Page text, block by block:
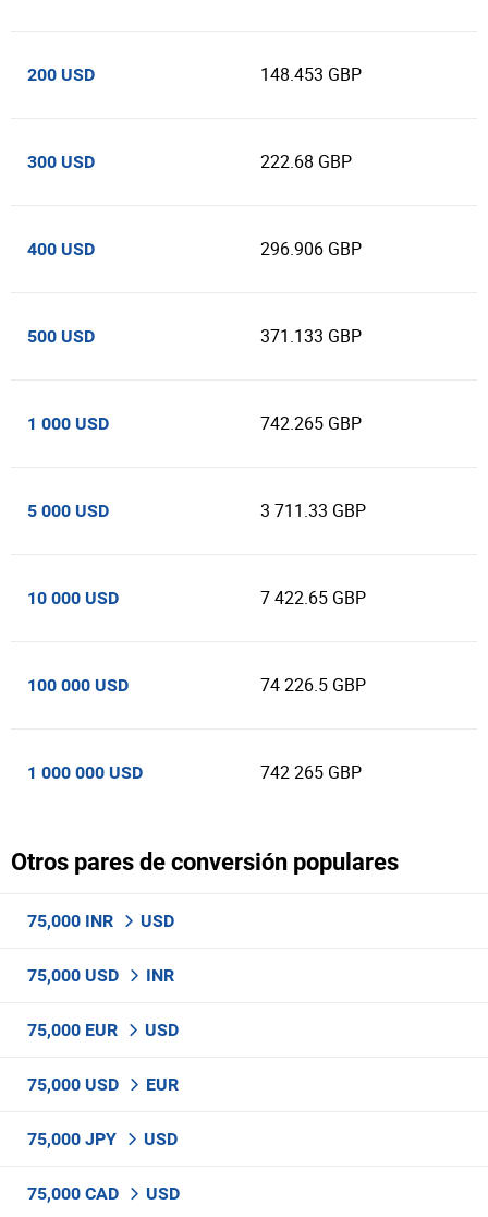
200 USD 148.453 GBP
300 USD 222.68 GBP
400 USD 296.906 GBP
500 USD 371.133 GBP
1 000 USD 742.265 GBP
5 000 USD 3 711.33 GBP
10 000 USD 7 422.65 GBP
100 000 USD 74 226.5 GBP
1 000 000 USD 742 265 GBP
Otros pares de conversión populares
75,000 INR USD
75,000 USD INR
75,000 EUR USD
75,000 USD EUR
75,000 JPY USD
75,000 CAD USD